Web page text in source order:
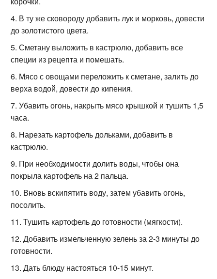
В ту же сковороду добавить лук и морковь, довести
до золотистого цвета.
Сметану выложить в кастрюлю, добавить все
специи из рецепта и помешать.
Мясо с овощами переложить к сметане, залить до
верха водой, довести до кипения.
Убавить огонь, накрыть мясо крышкой и тушить 1,5
часа.
Нарезать картофель дольками, добавить в
кастрюлю.
При необходимости долить воды, чтобы она
покрыла картофель на 2 пальца.
Вновь вскипятить воду, затем убавить огонь,
посолить.
Тушить картофель до готовности (мягкости).
Добавить измельченную зелень за 2-3 минуты до
готовности.
Дать блюду настояться 10-15 минут.